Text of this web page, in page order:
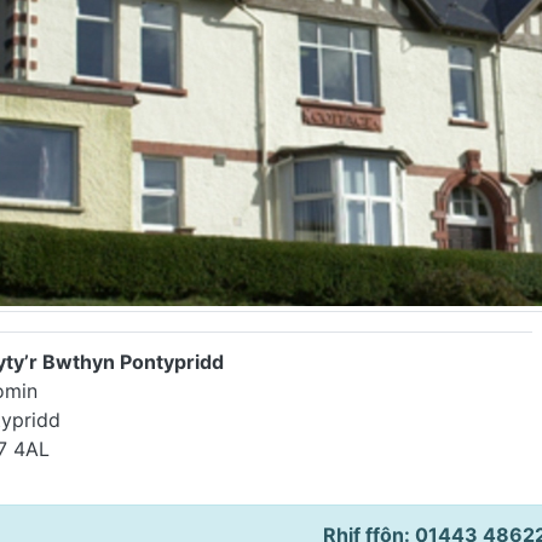
Bwthyn Pontypridd
4AL
Rhif ffôn: 01443